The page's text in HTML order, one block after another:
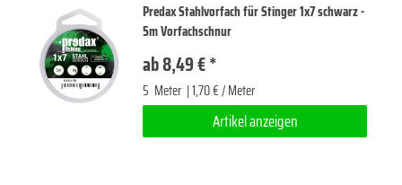
Predax Stahlvorfach für Stinger 1x7 schwarz -
5m Vorfachschnur
ab 8,49 € *
5 Meter | 1,70 € / Meter
Artikel anzeigen